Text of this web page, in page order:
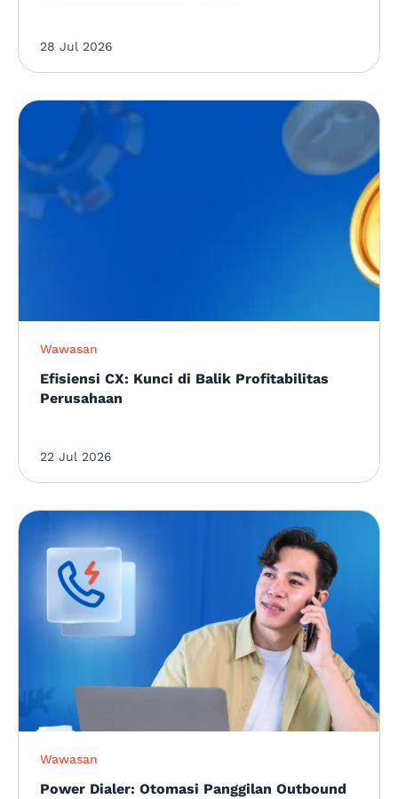
28 Jul 2026
Wawasan
Efisiensi CX: Kunci di Balik Profitabilitas
Perusahaan
22 Jul 2026
Wawasan
Power Dialer: Otomasi Panggilan Outbound